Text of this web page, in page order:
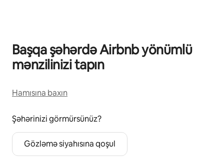
Başqa şəhərdə Airbnb yönümlü
mənzilinizi tapın
Hamısına baxın
Şəhərinizi görmürsünüz?
Gözləmə siyahısına qoşul